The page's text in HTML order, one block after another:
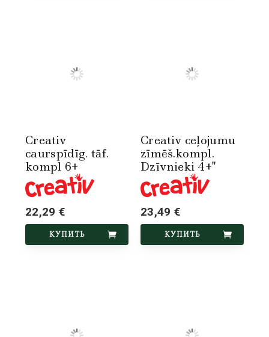
Creativ
caurspīdīg. tāf.
kompl 6+
22,29 €
КУПИТЬ
Creativ ceļojumu
zīmēš.kompl.
Dzīvnieki 4+"
23,49 €
КУПИТЬ